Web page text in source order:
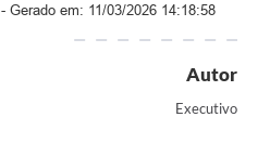
Gerado em: 11/03/2026 14:18:58
Autor
Executivo